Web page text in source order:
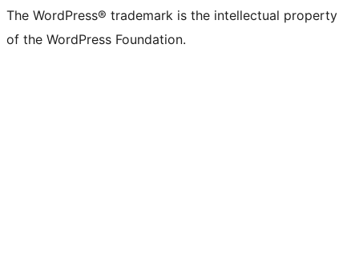
The WordPress® trademark is the intellectual property
of the WordPress Foundation.